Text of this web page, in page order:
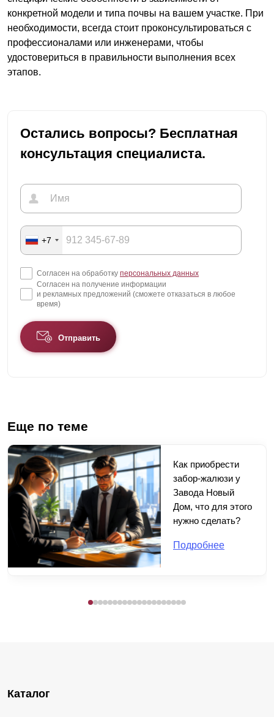
конкретной модели и типа почвы на вашем участке. При
необходимости, всегда стоит проконсультироваться с
профессионалами или инженерами, чтобы
удостовериться в правильности выполнения всех
этапов.
Остались вопросы? Бесплатная
консультация специалиста.
+7
Согласен на обработку персональных данных
Согласен на получение информации
и рекламных предложений (сможете отказаться в любое
время)
Отправить
Еще по теме
Как приобрести
забор-жалюзи у
Завода Новый
Дом, что для этого
нужно сделать?
Подробнее
Каталог